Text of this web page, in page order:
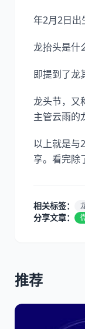
年2月2日出
龙抬头是什
即提到了龙
龙头节，又
主管云雨的
以上就是与
享。看完除
相关标签：
分享文章：
推荐